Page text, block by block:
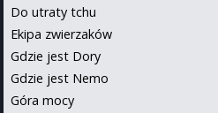
Do utraty tchu
Ekipa zwierzaków
Gdzie jest Dory
Gdzie jest Nemo
Góra mocy